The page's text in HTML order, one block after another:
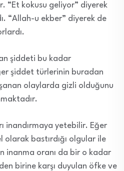
“Et kokusu geliyor” diyerek
“Allah-u ekber” diyerek de
şiddeti bu kadar
şiddet türlerinin buradan
olaylarda gizli olduğunu
inandırmaya yetebilir. Eğer
olarak bastırdığı olgular ile
inanma oranı da bir o kadar
birine karşı duyulan öfke ve